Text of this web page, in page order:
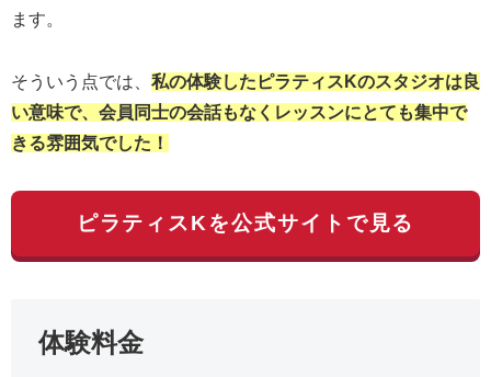
ます。
そういう点では、 私の体験したピラティスKのスタジオは良
い意味で、会員同士の会話もなくレッスンにとても集中で
きる雰囲気でした！
ピラティスKを公式サイトで見る
体験料金